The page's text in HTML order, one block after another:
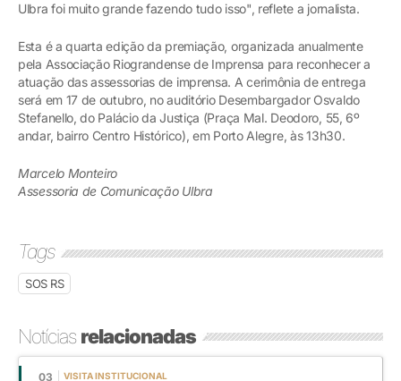
Ulbra foi muito grande fazendo tudo isso", reflete a jornalista.
Esta é a quarta edição da premiação, organizada anualmente
pela Associação Riograndense de Imprensa para reconhecer a
atuação das assessorias de imprensa. A cerimônia de entrega
será em 17 de outubro, no auditório Desembargador Osvaldo
Stefanello, do Palácio da Justiça (Praça Mal. Deodoro, 55, 6º
andar, bairro Centro Histórico), em Porto Alegre, às 13h30.
Marcelo Monteiro
Assessoria de Comunicação Ulbra
Tags
SOS RS
Notíciasrelacionadas
03 VISITA INSTITUCIONAL